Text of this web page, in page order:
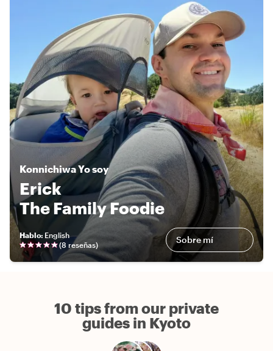
KonnichiwaYo soy
Erick
The Family Foodie
Hablo: English
(8 reseñas) Sobre mí
10 tips from our private
guides in Kyoto